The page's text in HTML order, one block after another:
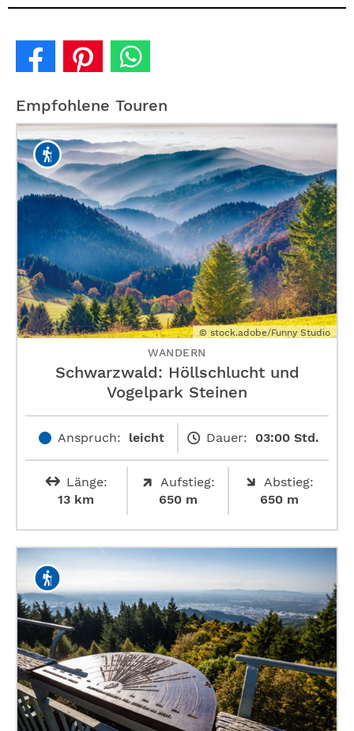
Empfohlene Touren
© stock.adobe/Funny Studio
WANDERN
Schwarzwald: Höllschlucht und
Vogelpark Steinen
Anspruch: leicht Dauer: 03:00 Std.
Länge:
13 km
Aufstieg:
650 m
Abstieg:
650 m